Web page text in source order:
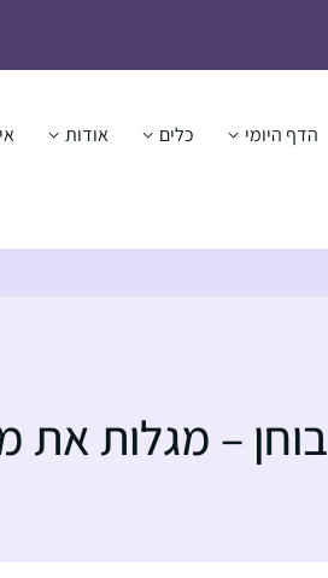
הדף היומי כלים אודות
בוחן – מגלות את